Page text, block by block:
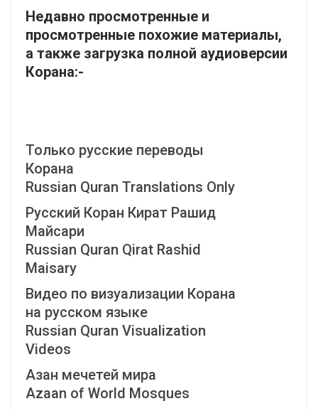
Недавно просмотренные и
просмотренные похожие материалы,
а также загрузка полной аудиоверсии
Корана:-
Только русские переводы
Корана
Russian Quran Translations Only
Русский Коран Кират Рашид
Майсари
Russian Quran Qirat Rashid
Maisary
Видео по визуализации Корана
на русском языке
Russian Quran Visualization
Videos
Азан мечетей мира
Azaan of World Mosques